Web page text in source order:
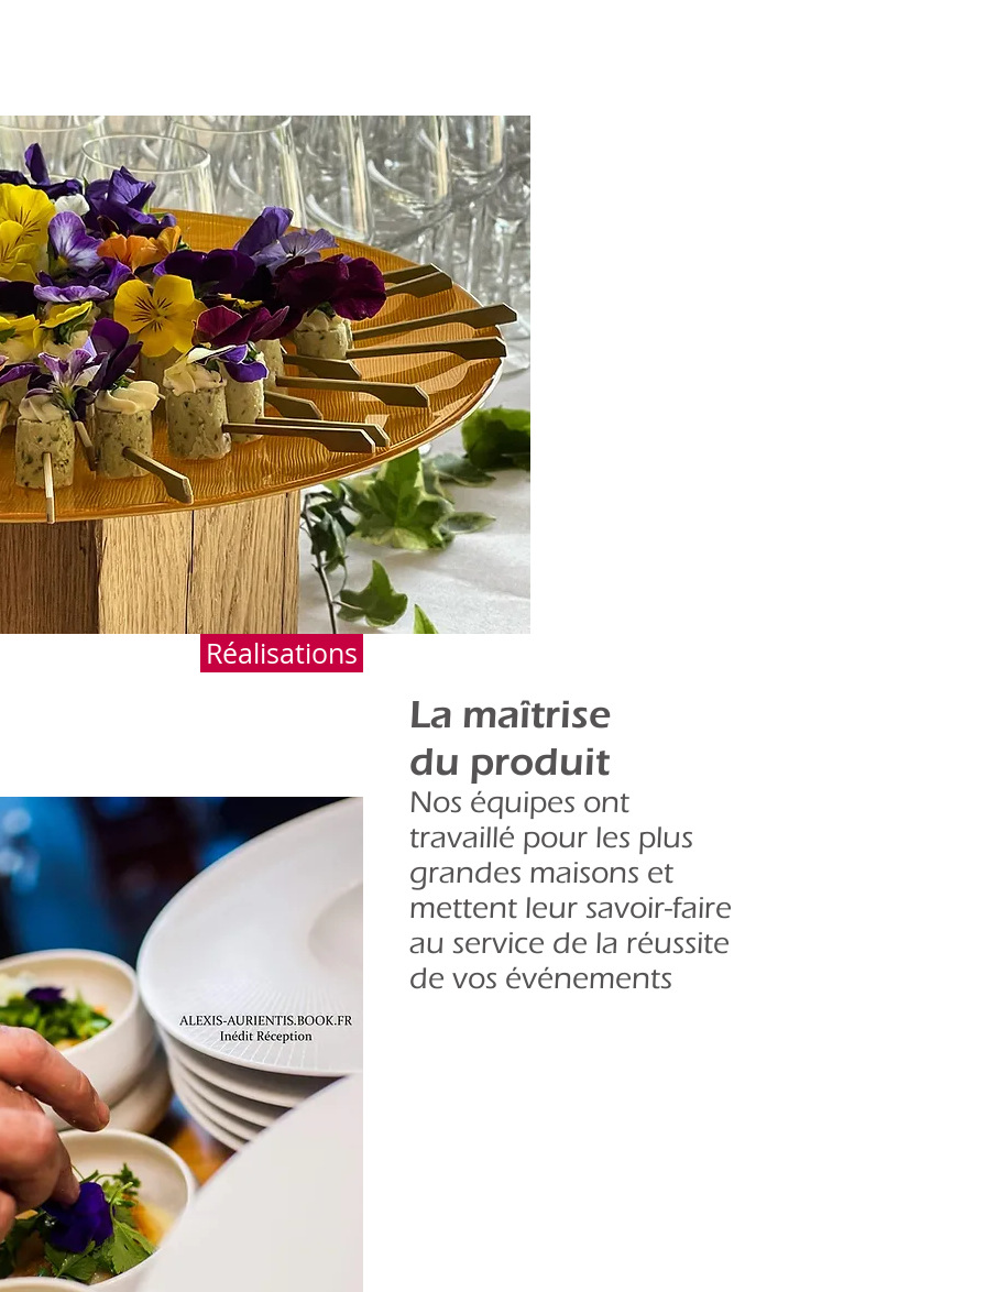
La maîtrise
du produit
Nos équipes ont
travaillé pour les plus
grandes maisons et
mettent leur savoir-faire
au service de la réussite
de vos événements
Réalisations